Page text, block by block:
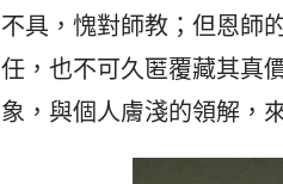
不具，愧對師教；但恩師
任，也不可久匿覆藏其真
象，與個人膚淺的領解，